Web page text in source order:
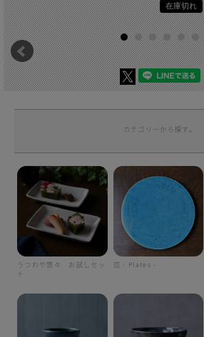
在庫切れ
カテゴリーから探す。
うつわや悠々 お試しセッ
ト
皿 - Plates -